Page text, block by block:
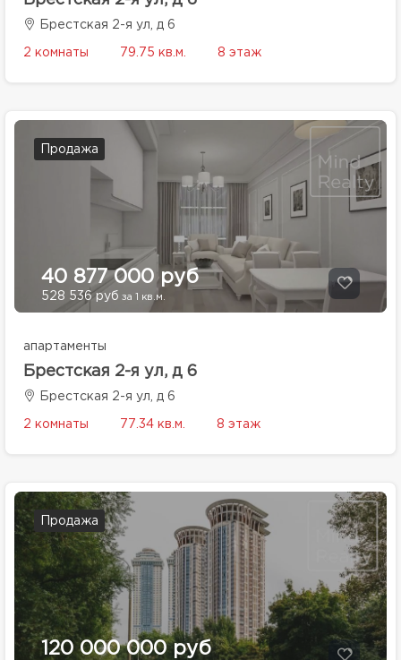
Брестская 2-я ул, д 6
2 комнаты 79.75 кв.м. 8 этаж
Продажа
40 877 000 руб
528 536 руб за 1 кв.м.
апартаменты
Брестская 2-я ул, д 6
Брестская 2-я ул, д 6
2 комнаты 77.34 кв.м. 8 этаж
Продажа
120 000 000 руб